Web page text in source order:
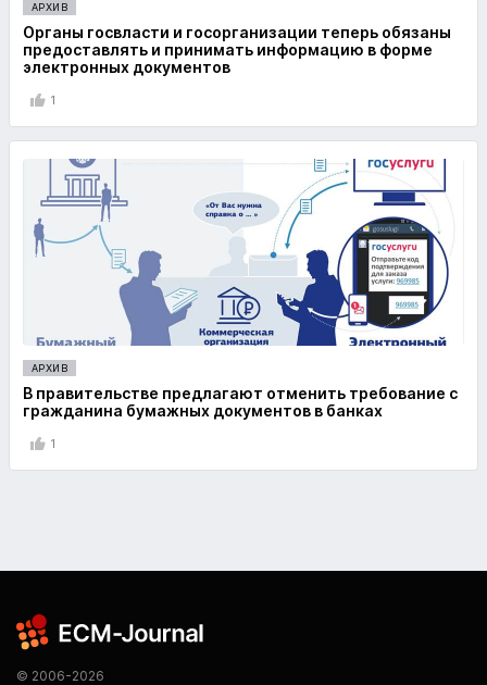
АРХИВ
Органы госвласти и госорганизации теперь обязаны
предоставлять и принимать информацию в форме
электронных документов
1
АРХИВ
В правительстве предлагают отменить требование с
гражданина бумажных документов в банках
1
© 2006-2026